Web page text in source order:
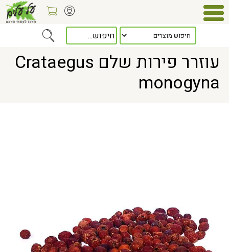
> עוזרר פירות שלם Crataegus monogyna
עוזרר פירות שלם Crataegus
monogyna